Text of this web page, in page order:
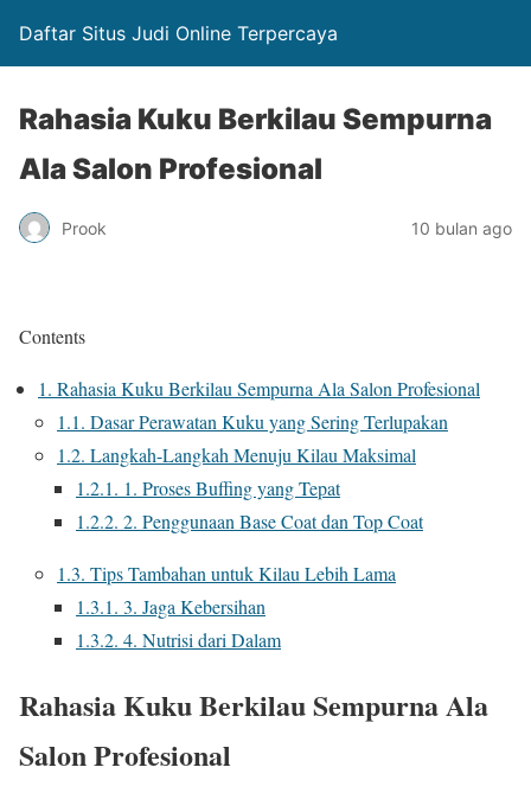
Daftar Situs Judi Online Terpercaya
Rahasia Kuku Berkilau Sempurna
Ala Salon Profesional
Prook 10 bulan ago
Contents
1. Rahasia Kuku Berkilau Sempurna Ala Salon Profesional
1.1. Dasar Perawatan Kuku yang Sering Terlupakan
1.2. Langkah-Langkah Menuju Kilau Maksimal
1.2.1. 1. Proses Buffing yang Tepat
1.2.2. 2. Penggunaan Base Coat dan Top Coat
1.3. Tips Tambahan untuk Kilau Lebih Lama
1.3.1. 3. Jaga Kebersihan
1.3.2. 4. Nutrisi dari Dalam
Rahasia Kuku Berkilau Sempurna Ala
Salon Profesional